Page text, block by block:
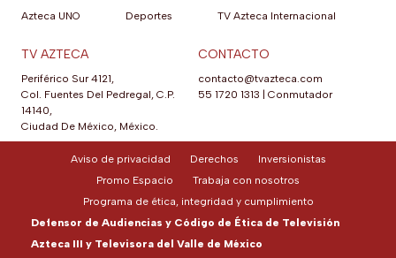
Azteca UNO
Deportes
TV Azteca Internacional
TV AZTECA
Periférico Sur 4121,
Col. Fuentes Del Pedregal, C.P.
14140,
Ciudad De México, México.
CONTACTO
contacto@tvazteca.com
55 1720 1313
Conmutador
Aviso de privacidad Derechos
Inversionistas
Promo Espacio
Trabaja con nosotros
Programa de ética, integridad y cumplimiento
Defensor de Audiencias y Código de Ética de Televisión
Azteca III y Televisora del Valle de México